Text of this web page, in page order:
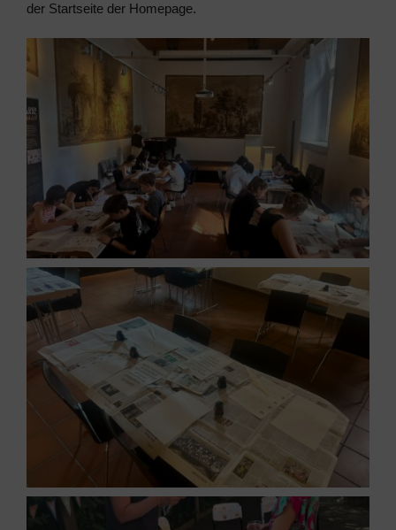
der Startseite der Homepage.